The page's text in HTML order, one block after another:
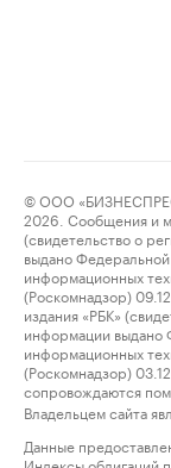
© ООО
2026. Сообщения и
(свидетельство о
выдано
информационных
(Роскомнадзор)
издания «РБК»
информации выдано
информационных
(Роскомнадзор)
сопровождаются
Владельцем сайта
Данные